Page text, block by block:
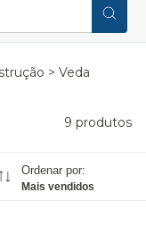
> Veda
9 produtos
Ordenar por:
Mais vendidos